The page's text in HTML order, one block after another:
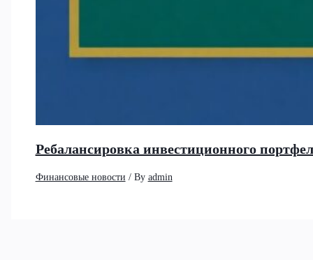
Ребалансировка инвестиционного
Финансовые новости / By admin